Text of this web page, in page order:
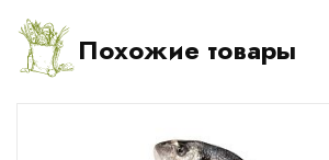
Похожие товары